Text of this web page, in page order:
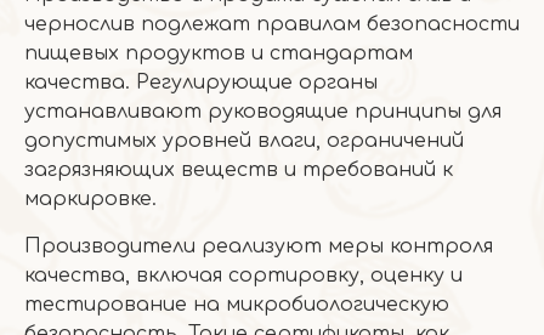
чернослив подлежат правилам безопасности
пищевых продуктов и стандартам
качества. Регулирующие органы
устанавливают руководящие принципы для
допустимых уровней влаги, ограничений
загрязняющих веществ и требований к
маркировке.
Производители реализуют меры контроля
качества, включая сортировку, оценку и
тестирование на микробиологическую